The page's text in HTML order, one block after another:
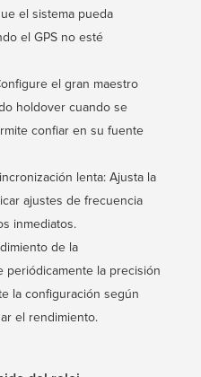
el sistema pueda
el GPS no esté
el gran maestro
holdover cuando se
confiar en su fuente
lenta: Ajusta la
ajustes de frecuencia
inmediatos.
de la
periódicamente la precisión
la configuración según
el rendimiento.